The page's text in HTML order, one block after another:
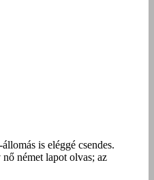
is eléggé csendes.
német lapot olvas; az